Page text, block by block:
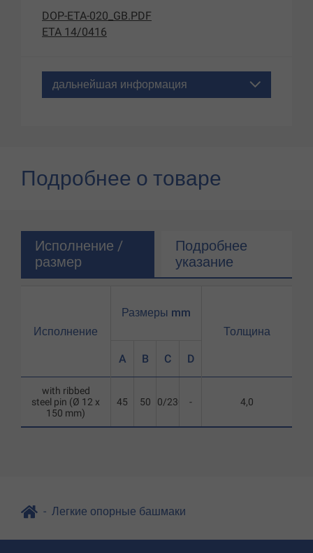
DOP-ETA-020_GB.PDF
ETA 14/0416
дальнейшая информация
Подробнее о товаре
Исполнение /
размер
Подробнее
указание
Исполнение
with ribbed
steel pin (Ø 12 x
150 mm)
Размеры mm
A B C D
45 50 80/230 -
Толщина
4,0
Легкие опорные башмаки